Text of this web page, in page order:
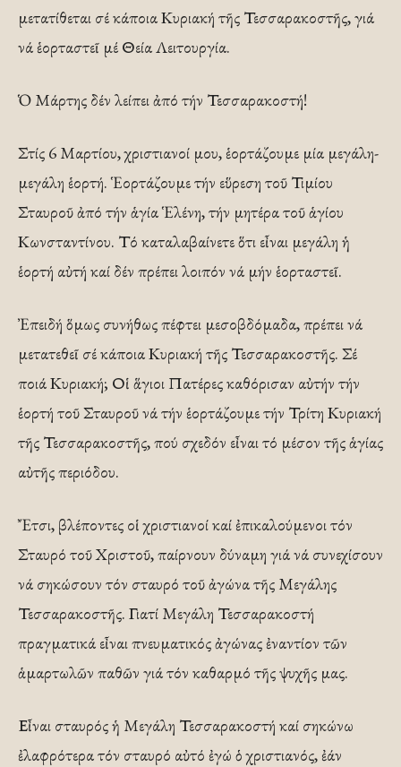
μετατίθεται σέ κάποια Κυριακή τῆς Τεσσαρακοστῆς, γιά
νά ἑορταστεῖ μέ Θεία Λειτουργία.
Ὁ Μάρτης δέν λείπει ἀπό τήν Τεσσαρακοστή!
Στίς 6 Μαρτίου, χριστιανοί μου, ἑορτάζουμε μία μεγάλη-
μεγάλη ἑορτή. Ἑορτάζουμε τήν εὕρεση τοῦ Τιμίου
Σταυροῦ ἀπό τήν ἁγία Ἑλένη, τήν μητέρα τοῦ ἁγίου
Κωνσταντίνου. Τό καταλαβαίνετε ὅτι εἶναι μεγάλη ἡ
ἑορτή αὐτή καί δέν πρέπει λοιπόν νά μήν ἑορταστεῖ.
Ἐπειδή ὅμως συνήθως πέφτει μεσοβδόμαδα, πρέπει νά
μετατεθεῖ σέ κάποια Κυριακή τῆς Τεσσαρακοστῆς. Σέ
ποιά Κυριακή; Οἱ ἅγιοι Πατέρες καθόρισαν αὐτήν τήν
ἑορτή τοῦ Σταυροῦ νά τήν ἑορτάζουμε τήν Τρίτη Κυριακή
τῆς Τεσσαρακοστῆς, πού σχεδόν εἶναι τό μέσον τῆς ἁγίας
αὐτῆς περιόδου.
Ἔτσι, βλέποντες οἱ χριστιανοί καί ἐπικαλούμενοι τόν
Σταυρό τοῦ Χριστοῦ, παίρνουν δύναμη γιά νά συνεχίσουν
νά σηκώσουν τόν σταυρό τοῦ ἀγώνα τῆς Μεγάλης
Τεσσαρακοστῆς. Γιατί Μεγάλη Τεσσαρακοστή
πραγματικά εἶναι πνευματικός ἀγώνας ἐναντίον τῶν
ἁμαρτωλῶν παθῶν γιά τόν καθαρμό τῆς ψυχῆς μας.
Εἶναι σταυρός ἡ Μεγάλη Τεσσαρακοστή καί σηκώνω
ἐλαφρότερα τόν σταυρό αὐτό ἐγώ ὁ χριστιανός, ἐάν